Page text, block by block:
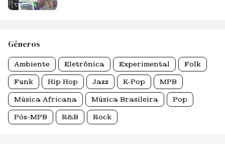
Gêneros
Ambiente Eletrônica Experimental Folk
Funk Hip Hop Jazz K-Pop MPB
Música Africana Música Brasileira Pop
Pós-MPB R&B Rock